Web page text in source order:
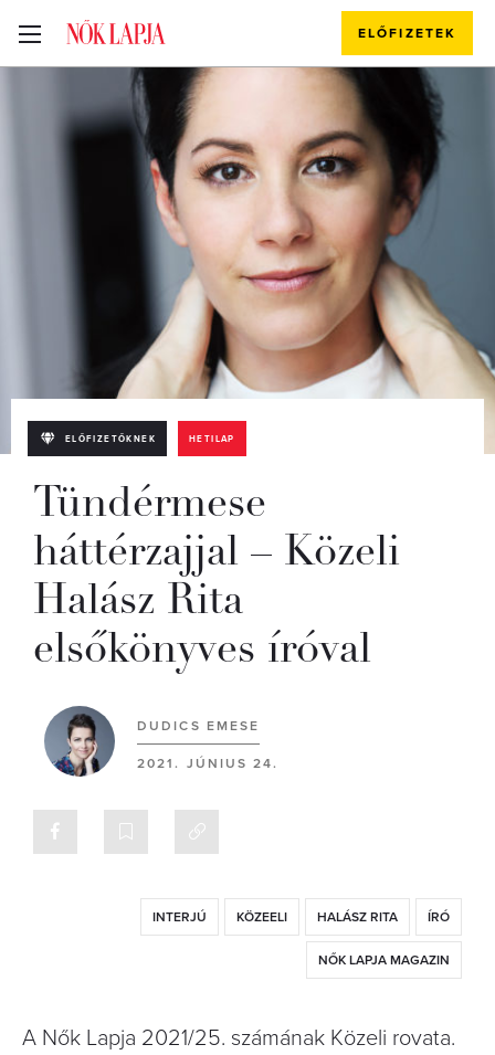
ELŐFIZETEK
ELŐFIZETŐKNEK HETILAP
Tündérmese
háttérzajjal – Közeli
Halász Rita
elsőkönyves íróval
DUDICS EMESE
2021. JÚNIUS 24.
INTERJÚ KÖZEELI HALÁSZ RITA ÍRÓ
NŐK LAPJA MAGAZIN
A Nők Lapja 2021/25. számának Közeli rovata.